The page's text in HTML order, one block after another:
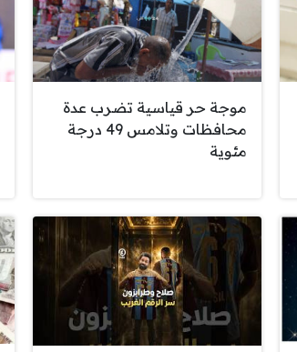
موجة حر قياسية تضرب عدة
محافظات وتلامس 49 درجة
مئوية